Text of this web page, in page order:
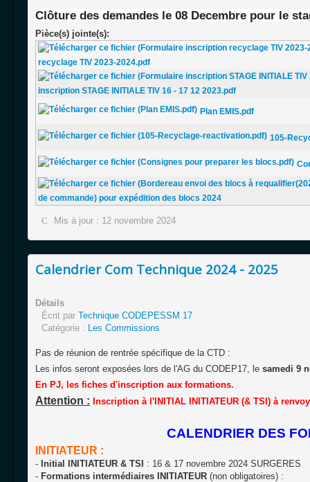
Clôture des demandes le 08 Decembre pour le
Pièce(s) jointe(s):
recyclage TIV 2023-2024.pdf
inscription STAGE INITIALE TIV 16 - 17 12 2023.pdf
Plan EMIS.pdf
105-
de commande) pour expédition des blocs 2024
Mis à jour : 12 novembre 2024
Calendrier Com Technique 2024 - 2025
Détails
Écrit par Technique CODEPESSM 17
Catégorie : Les Commissions
Pas de réunion de rentrée spécifique de la CTD :
Les infos seront exposées lors de l'AG du CODEP17, le samedi 9
En PJ, les fiches d'inscription aux formations.
Attention : Inscription à l'INITIAL INITIATEUR (& TSI) à
CALENDRIER DES
INITIATEUR :
- Initial INITIATEUR & TSI : 16 & 17 novembre 2024 SURGERES
- Formations intermédiaires INITIATEUR (non obligatoires) :